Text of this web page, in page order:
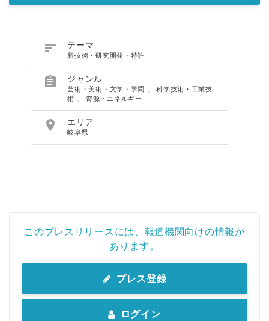
 テーマ
新技術・研究開発・特許
 ジャンル
芸術・美術・文学・学問 、科学技術・工業技
術
資源・エネルギー
 エリア
岐阜県
このプレスリリースには、報道機関向けの情報が
あります。
プレス登録
ログイン